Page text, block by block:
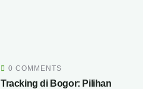
0 COMMENTS
Tracking di Bogor: Pilihan